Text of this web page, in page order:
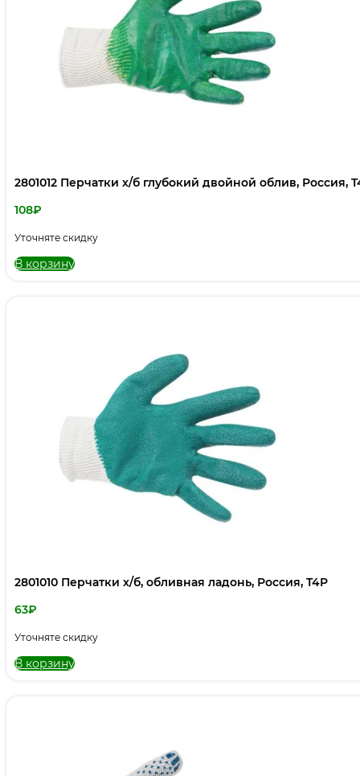
2801012 Перчатки х/б глубокий двойной облив, Россия,
108₽
Уточняте скидку
В корзину
2801010 Перчатки х/б, обливная ладонь, Россия, T4P
63₽
Уточняте скидку
В корзину